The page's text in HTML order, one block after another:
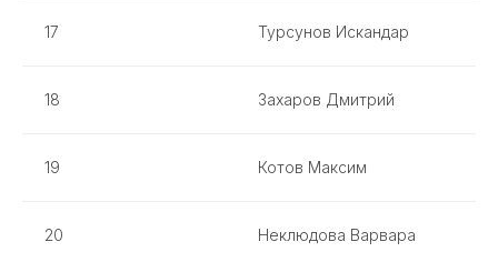
17 Турсунов Искандар
18 Захаров Дмитрий
19 Котов Максим
20 Неклюдова Варвара